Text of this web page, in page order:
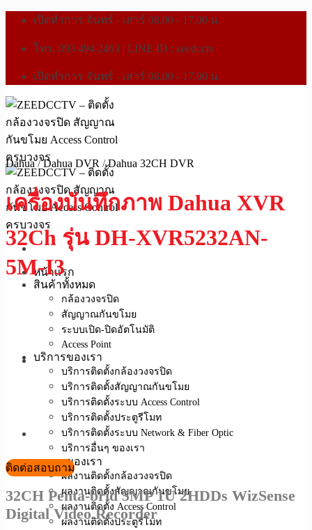
เปิดทำการ จันทร์ - เสาร์ 08.00 - 17.00 น.
โทร. 093 494 2463 | LINE ID : zeedcctv
เปิดทำการ จันทร์ - เสาร์ 08.00 - 17.00 น.
หน้าแรก
สินค้าทั้งหมด
กล้องวงจรปิด
สัญญาณกันขโมย
ระบบเปิด-ปิดอัตโนมัติ
Access Point
บริการของเรา
บริการติดตั้งกล้องวงจรปิด
บริการติดตั้งสัญญาณกันขโมย
บริการติดตั้งระบบ Access Control
บริการติดตั้งประตูรีโมท
บริการติดตั้งระบบ Network & Fiber Optic
บริการอื่นๆ ของเรา
ผลงานของเรา
ผลงานติดตั้งกล้องวงจรปิด
ผลงานติดตั้งสัญญาณกันขโมย
ผลงานติดตั้ง Access Control
ผลงานติดตั้งประตูรีโมท
Dahua / Dahua DVR / Dahua 32CH DVR
เครื่องบันทึกภาพ Dahua XVR
32Ch รุ่น DH-XVR5232AN-
5M-I3
ติดต่อสอบถาม
32CH Penta-brid 5MP 1U 2HDDs WizSense
Digital Video Recorder